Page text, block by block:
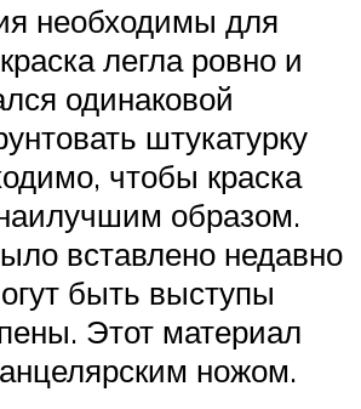
необходимы для
легла ровно и
одинаковой
штукатурку
чтобы краска
образом.
вставлено недавно
быть выступы
Этот материал
ножом.